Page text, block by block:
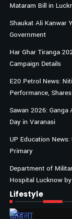
Mataram Bill in
Shaukat Ali Kanwar
Government
Har Ghar Tiranga
Campaign Details
E20 Petrol News:
Performance,
Sawan 2026: Ganga
Day in Varanasi
UP Education
Primary
Department of
Hospital Lucknow
Lifestyle